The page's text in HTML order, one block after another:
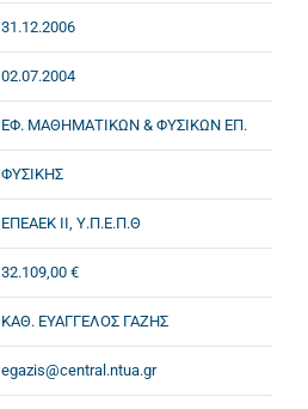
31.12.2006
02.07.2004
ΕΦ. ΜΑΘΗΜΑΤΙΚΩΝ & ΦΥΣΙΚΩΝ ΕΠ.
ΦΥΣΙΚΗΣ
ΕΠΕΑΕΚ II, Υ.Π.Ε.Π.Θ
32.109,00 €
ΚΑΘ. ΕΥΑΓΓΕΛΟΣ ΓΑΖΗΣ
egazis@central.ntua.gr